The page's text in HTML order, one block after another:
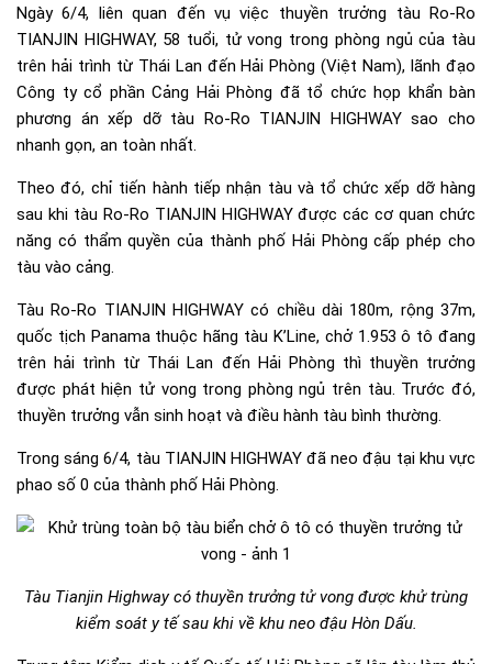
Ngày 6/4, liên quan đến vụ việc thuyền trưởng tàu Ro-Ro
TIANJIN HIGHWAY, 58 tuổi, tử vong trong phòng ngủ của tàu
trên hải trình từ Thái Lan đến Hải Phòng (Việt Nam), lãnh đạo
Công ty cổ phần Cảng Hải Phòng đã tổ chức họp khẩn bàn
phương án xếp dỡ tàu Ro-Ro TIANJIN HIGHWAY sao cho
nhanh gọn, an toàn nhất.
Theo đó, chỉ tiến hành tiếp nhận tàu và tổ chức xếp dỡ hàng
sau khi tàu Ro-Ro TIANJIN HIGHWAY được các cơ quan chức
năng có thẩm quyền của thành phố Hải Phòng cấp phép cho
tàu vào cảng.
Tàu Ro-Ro TIANJIN HIGHWAY có chiều dài 180m, rộng 37m,
quốc tịch Panama thuộc hãng tàu K’Line, chở 1.953 ô tô đang
trên hải trình từ Thái Lan đến Hải Phòng thì thuyền trưởng
được phát hiện tử vong trong phòng ngủ trên tàu. Trước đó,
thuyền trưởng vẫn sinh hoạt và điều hành tàu bình thường.
Trong sáng 6/4, tàu TIANJIN HIGHWAY đã neo đậu tại khu vực
phao số 0 của thành phố Hải Phòng.
Tàu Tianjin Highway có thuyền trưởng tử vong được khử trùng
kiểm soát y tế sau khi về khu neo đậu Hòn Dấu.